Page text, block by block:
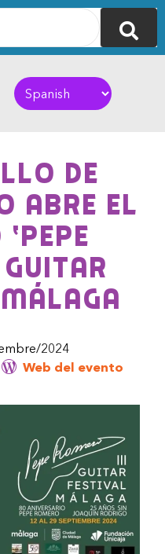
de
abre el
Guitar
2024
Web del evento